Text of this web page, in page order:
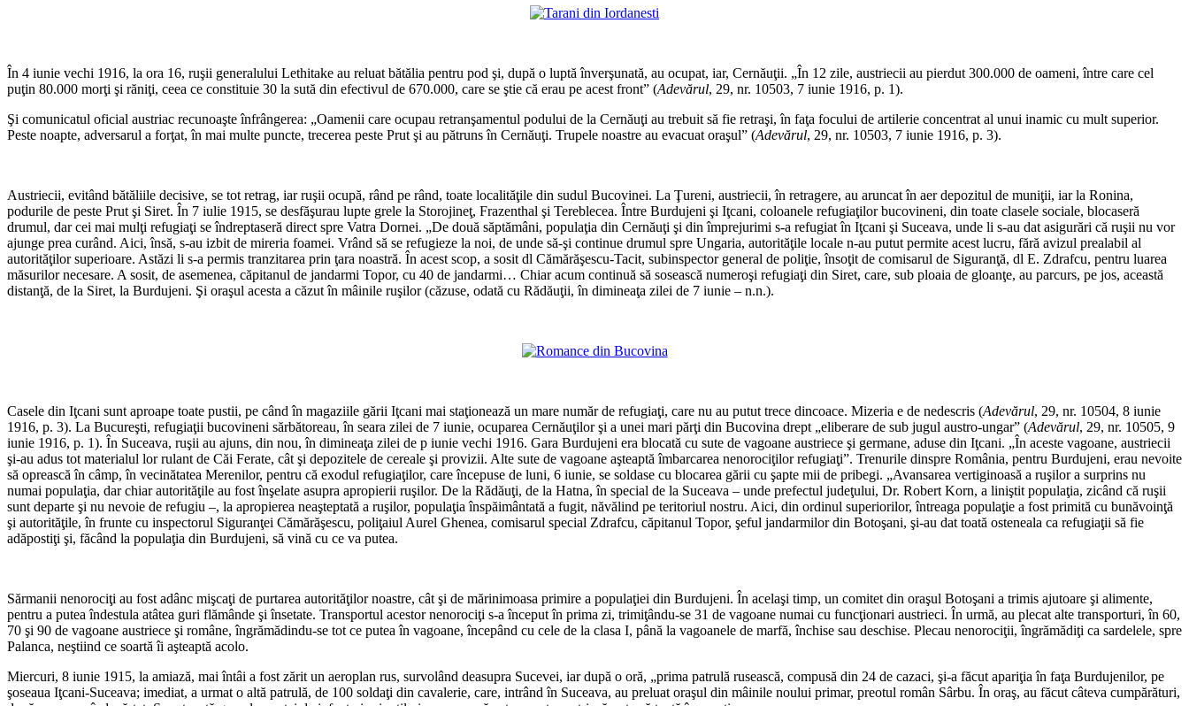
În 4 iunie vechi 1916, la ora 16, ruşii generalului Lethitake au reluat bătălia pentru pod şi, după o luptă înverşunată, au ocupat, iar, Cernăuţii. „În 12 zile, austriecii au pierdut 300.000 de oameni, între care cel
puţin 80.000 morţi şi răniţi, ceea ce constituie 30 la sută din efectivul de 670.000, care se ştie că erau pe acest front” (Adevărul, 29, nr. 10503, 7 iunie 1916, p. 1).
Şi comunicatul oficial austriac recunoaşte înfrângerea: „Oamenii care ocupau retranşamentul podului de la Cernăuţi au trebuit să fie retraşi, în faţa focului de artilerie concentrat al unui inamic cu mult superior.
Peste noapte, adversarul a forţat, în mai multe puncte, trecerea peste Prut şi au pătruns în Cernăuţi. Trupele noastre au evacuat oraşul” (Adevărul, 29, nr. 10503, 7 iunie 1916, p. 3).
Austriecii, evitând bătăliile decisive, se tot retrag, iar ruşii ocupă, rând pe rând, toate localităţile din sudul Bucovinei. La Ţureni, austriecii, în retragere, au aruncat în aer depozitul de muniţii, iar la Ronina,
podurile de peste Prut şi Siret. În 7 iulie 1915, se desfăşurau lupte grele la Storojineţ, Frazenthal şi Tereblecea. Între Burdujeni şi Iţcani, coloanele refugiaţilor bucovineni, din toate clasele sociale, blocaseră
drumul, dar cei mai mulţi refugiaţi se îndreptaseră direct spre Vatra Dornei. „De două săptămâni, populaţia din Cernăuţi şi din împrejurimi s-a refugiat în Iţcani şi Suceava, unde li s-au dat asigurări că ruşii nu vor
ajunge prea curând. Aici, însă, s-au izbit de mireria foamei. Vrând să se refugieze la noi, de unde să-şi continue drumul spre Ungaria, autorităţile locale n-au putut permite acest lucru, fără avizul prealabil al
autorităţilor superioare. Astăzi li s-a permis tranzitarea prin ţara noastră. În acest scop, a sosit dl Cămărăşescu-Tacit, subinspector general de poliţie, însoţit de comisarul de Siguranţă, dl E. Zdrafcu, pentru luarea
măsurilor necesare. A sosit, de asemenea, căpitanul de jandarmi Topor, cu 40 de jandarmi… Chiar acum continuă să sosească numeroşi refugiaţi din Siret, care, sub ploaia de gloanţe, au parcurs, pe jos, această
distanţă, de la Siret, la Burdujeni. Şi oraşul acesta a căzut în mâinile ruşilor (căzuse, odată cu Rădăuţii, în dimineaţa zilei de 7 iunie – n.n.).
Casele din Iţcani sunt aproape toate pustii, pe când în magaziile gării Iţcani mai staţionează un mare număr de refugiaţi, care nu au putut trece dincoace. Mizeria e de nedescris (Adevărul, 29, nr. 10504, 8 iunie
1916, p. 3). La Bucureşti, refugiaţii bucovineni sărbătoreau, în seara zilei de 7 iunie, ocuparea Cernăuţilor şi a unei mari părţi din Bucovina drept „eliberare de sub jugul austro-ungar” (Adevărul, 29, nr. 10505, 9
iunie 1916, p. 1). În Suceava, ruşii au ajuns, din nou, în dimineaţa zilei de p iunie vechi 1916. Gara Burdujeni era blocată cu sute de vagoane austriece şi germane, aduse din Iţcani. „În aceste vagoane, austriecii
şi-au adus tot materialul lor rulant de Căi Ferate, cât şi depozitele de cereale şi provizii. Alte sute de vagoane aşteaptă îmbarcarea nenorociţilor refugiaţi”. Trenurile dinspre România, pentru Burdujeni, erau nevoite
să oprească în câmp, în vecinătatea Merenilor, pentru că exodul refugiaţilor, care începuse de luni, 6 iunie, se soldase cu blocarea gării cu şapte mii de pribegi. „Avansarea vertiginoasă a ruşilor a surprins nu
numai populaţia, dar chiar autorităţile au fost înşelate asupra apropierii ruşilor. De la Rădăuţi, de la Hatna, în special de la Suceava – unde prefectul judeţului, Dr. Robert Korn, a liniştit populaţia, zicând că ruşii
sunt departe şi nu nevoie de refugiu –, la apropierea neaşteptată a ruşilor, populaţia înspăimântată a fugit, năvălind pe teritoriul nostru. Aici, din ordinul superiorilor, întreaga populaţie a fost primită cu bunăvoinţă
şi autorităţile, în frunte cu inspectorul Siguranţei Cămărăşescu, poliţaiul Aurel Ghenea, comisarul special Zdrafcu, căpitanul Topor, şeful jandarmilor din Botoşani, şi-au dat toată osteneala ca refugiaţii să fie
adăpostiţi şi, făcând la populaţia din Burdujeni, să vină cu ce va putea.
Sărmanii nenorociţi au fost adânc mişcaţi de purtarea autorităţilor noastre, cât şi de mărinimoasa primire a populaţiei din Burdujeni. În acelaşi timp, un comitet din oraşul Botoşani a trimis ajutoare şi alimente,
pentru a putea îndestula atâtea guri flămânde şi însetate. Transportul acestor nenorociţi s-a început în prima zi, trimiţându-se 31 de vagoane numai cu funcţionari austrieci. În urmă, au plecat alte transporturi, în 60,
70 şi 90 de vagoane austriece şi române, îngrămădindu-se tot ce putea în vagoane, începând cu cele de la clasa I, până la vagoanele de marfă, închise sau deschise. Plecau nenorociţii, îngrămădiţi ca sardelele, spre
Palanca, neştiind ce soartă îi aşteaptă acolo.
Miercuri, 8 iunie 1915, la amiază, mai întâi a fost zărit un aeroplan rus, survolând deasupra Sucevei, iar după o oră, „prima patrulă rusească, compusă din 24 de cazaci, şi-a făcut apariţia în faţa Burdujenilor, pe
şoseaua Iţcani-Suceava; imediat, a urmat o altă patrulă, de 100 soldaţi din cavalerie, care, intrând în Suceava, au preluat oraşul din mâinile noului primar, preotul român Sârbu. În oraş, au făcut câteva cumpărături,